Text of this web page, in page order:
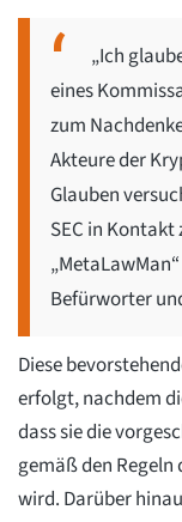
„Ich
eines
zum
Akteure der
Glauben
SEC in
Befürworter
Diese
erfolgt, nachdem
dass sie die
gemäß den
wird. Darüber